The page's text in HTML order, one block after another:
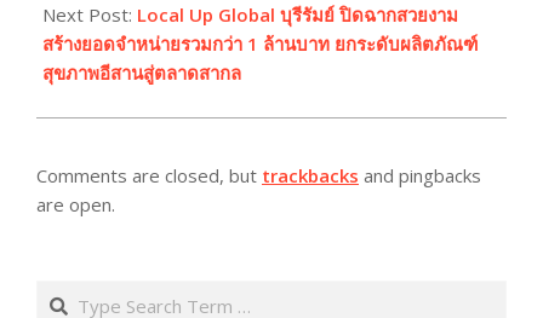
Next Post: Local Up Global บุรีรัมย์ ปิดฉากสวยงาม
สร้างยอดจำหน่ายรวมกว่า 1 ล้านบาท ยกระดับผลิตภัณฑ์
สุขภาพอีสานสู่ตลาดสากล
Comments are closed, but trackbacks and pingbacks
are open.
Search